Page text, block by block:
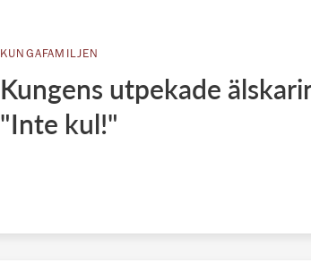
KUNGAFAMILJEN
Kungens utpekade
"Inte kul!"